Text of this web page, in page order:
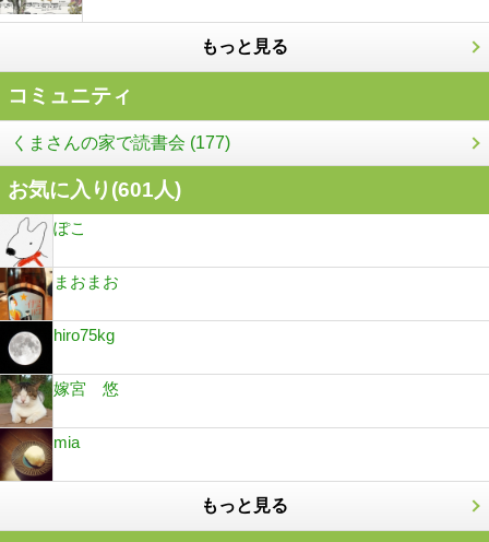
もっと見る
コミュニティ
くまさんの家で読書会 (177)
お気に入り(601人)
ぽこ
まおまお
hiro75kg
嫁宮 悠
mia
もっと見る